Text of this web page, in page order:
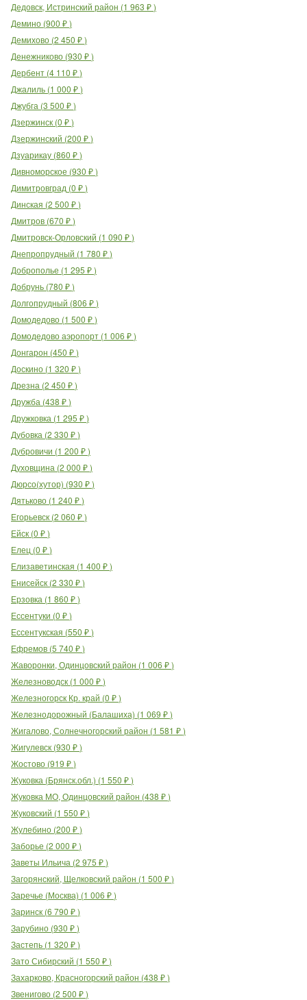
Дедовск, Истринский район (1 963 ₽)
Демино (900 ₽)
Демихово (2 450 ₽)
Денежниково (930 ₽)
Дербент (4 110 ₽)
Джалиль (1 000 ₽)
Джубга (3 500 ₽)
Дзержинск (0 ₽)
Дзержинский (200 ₽)
Дзуарикау (860 ₽)
Дивноморское (930 ₽)
Димитровград (0 ₽)
Динская (2 500 ₽)
Дмитров (670 ₽)
Дмитровск-Орловский (1 090 ₽)
Днепропрудный (1 780 ₽)
Доброполье (1 295 ₽)
Добрунь (780 ₽)
Долгопрудный (806 ₽)
Домодедово (1 500 ₽)
Домодедово аэропорт (1 006 ₽)
Донгарон (450 ₽)
Доскино (1 320 ₽)
Дрезна (2 450 ₽)
Дружба (438 ₽)
Дружковка (1 295 ₽)
Дубовка (2 330 ₽)
Дубровичи (1 200 ₽)
Духовщина (2 000 ₽)
Дюрсо(хутор) (930 ₽)
Дятьково (1 240 ₽)
Егорьевск (2 060 ₽)
Ейск (0 ₽)
Елец (0 ₽)
Елизаветинская (1 400 ₽)
Енисейск (2 330 ₽)
Ерзовка (1 860 ₽)
Ессентуки (0 ₽)
Ессентукская (550 ₽)
Ефремов (5 740 ₽)
Жаворонки, Одинцовский район (1 006 ₽)
Железноводск (1 000 ₽)
Железногорск Кр. край (0 ₽)
Железнодорожный (Балашиха) (1 069 ₽)
Жигалово, Солнечногорский район (1 581 ₽)
Жигулевск (930 ₽)
Жостово (919 ₽)
Жуковка (Брянск.обл.) (1 550 ₽)
Жуковка МО, Одинцовский район (438 ₽)
Жуковский (1 550 ₽)
Жулебино (200 ₽)
Заборье (2 000 ₽)
Заветы Ильича (2 975 ₽)
Загорянский, Щелковский район (1 500 ₽)
Заречье (Москва) (1 006 ₽)
Заринск (6 790 ₽)
Зарубино (930 ₽)
Застепь (1 320 ₽)
Зато Сибирский (1 550 ₽)
Захарково, Красногорский район (438 ₽)
Звенигово (2 500 ₽)